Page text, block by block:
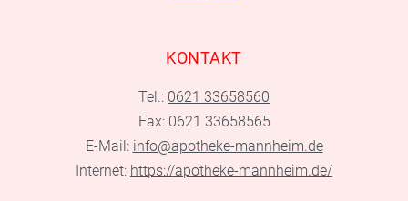
KONTAKT
Tel.: 0621 33658560
Fax: 0621 33658565
E-Mail: info@apotheke-mannheim.de
Internet: https://apotheke-mannheim.de/